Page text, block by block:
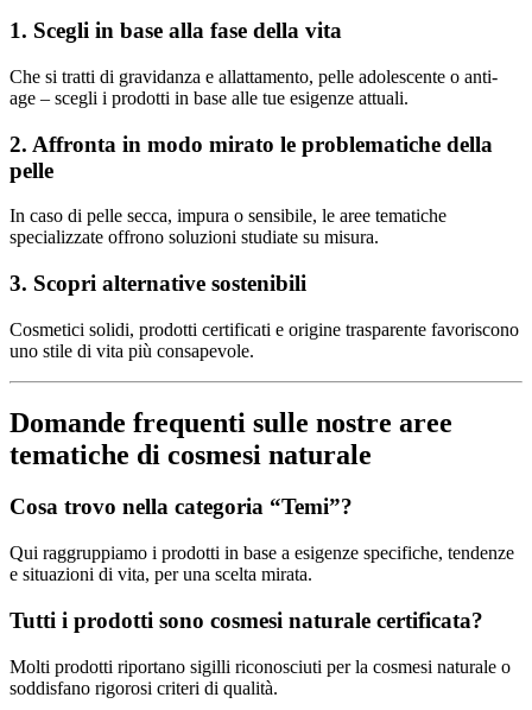
1. Scegli in base alla fase della vita
Che si tratti di gravidanza e allattamento, pelle adolescente o anti-
age – scegli i prodotti in base alle tue esigenze attuali.
2. Affronta in modo mirato le problematiche della
pelle
In caso di pelle secca, impura o sensibile, le aree tematiche
specializzate offrono soluzioni studiate su misura.
3. Scopri alternative sostenibili
Cosmetici solidi, prodotti certificati e origine trasparente favoriscono
uno stile di vita più consapevole.
Domande frequenti sulle nostre aree
tematiche di cosmesi naturale
Cosa trovo nella categoria “Temi”?
Qui raggruppiamo i prodotti in base a esigenze specifiche, tendenze
e situazioni di vita, per una scelta mirata.
Tutti i prodotti sono cosmesi naturale certificata?
Molti prodotti riportano sigilli riconosciuti per la cosmesi naturale o
soddisfano rigorosi criteri di qualità.